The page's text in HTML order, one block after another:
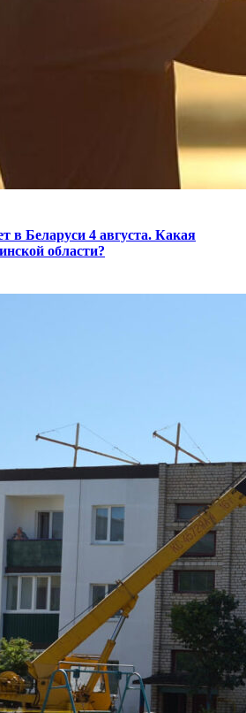
в Беларуси 4 августа. Какая
области?